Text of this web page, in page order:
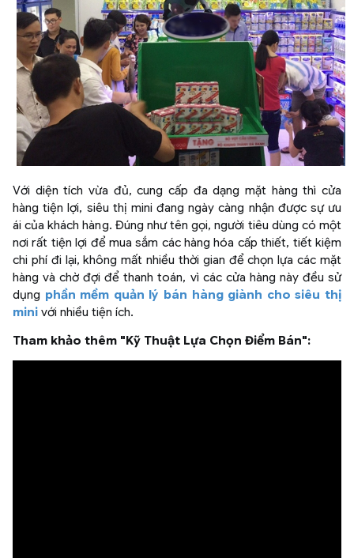
Với diện tích vừa đủ, cung cấp đa dạng mặt hàng thì cửa
hàng tiện lợi, siêu thị mini đang ngày càng nhận được sự ưu
ái của khách hàng. Đúng như tên gọi, người tiêu dùng có một
nơi rất tiện lợi để mua sắm các hàng hóa cấp thiết, tiết kiệm
chi phí đi lại, không mất nhiều thời gian để chọn lựa các mặt
hàng và chờ đợi để thanh toán, vì các cửa hàng này đều sử
dụng phần mềm quản lý bán hàng giành cho siêu thị
mini với nhiều tiện ích.
Tham khảo thêm "Kỹ Thuật Lựa Chọn Điểm Bán":